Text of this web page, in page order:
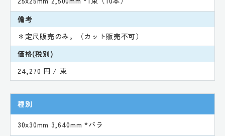
備考
＊定尺販売のみ。（カット販売不可）
価格(税別)
24,270 円 / 束
種別
30x30mm 3,640mm *バラ